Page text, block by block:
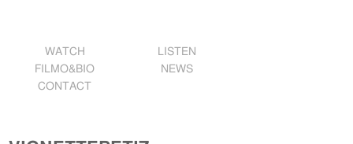
WATCH
LISTEN
FILMO&BIO
NEWS
CONTACT